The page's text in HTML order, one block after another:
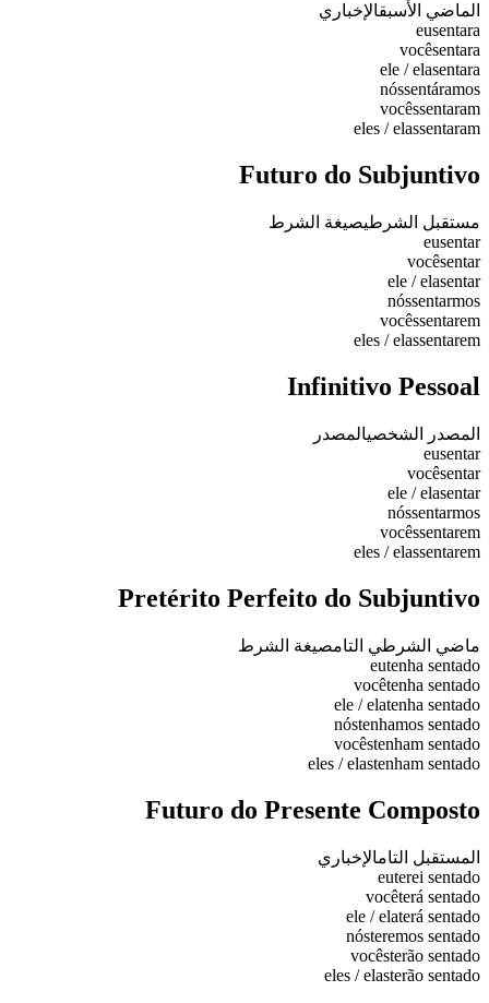
الماضي الأسبقالإخباري
eusentara
vocêsentara
ele / elasentara
nóssentáramos
vocêssentaram
eles / elassentaram
Futuro do Subjuntivo
مستقبل الشرطيصيغة الشرط
eusentar
vocêsentar
ele / elasentar
nóssentarmos
vocêssentarem
eles / elassentarem
Infinitivo Pessoal
المصدر الشخصيالمصدر
eusentar
vocêsentar
ele / elasentar
nóssentarmos
vocêssentarem
eles / elassentarem
Pretérito Perfeito do Subjuntivo
ماضي الشرطي التامصيغة الشرط
eutenha sentado
vocêtenha sentado
ele / elatenha sentado
nóstenhamos sentado
vocêstenham sentado
eles / elastenham sentado
Futuro do Presente Composto
المستقبل التامالإخباري
euterei sentado
vocêterá sentado
ele / elaterá sentado
nósteremos sentado
vocêsterão sentado
eles / elasterão sentado